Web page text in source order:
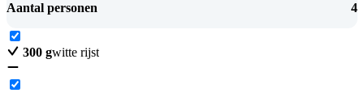
Aantal personen 4
300 gwitte rijst